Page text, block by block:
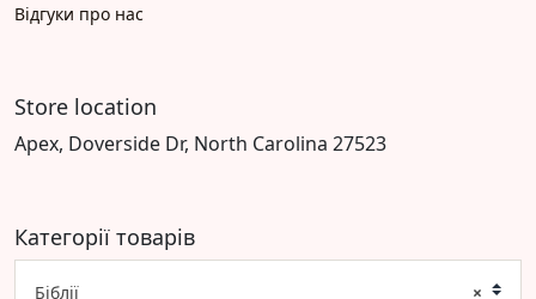
Відгуки про нас
Store location
Apex, Doverside Dr, North Carolina 27523
Категорії товарів
×
Біблії